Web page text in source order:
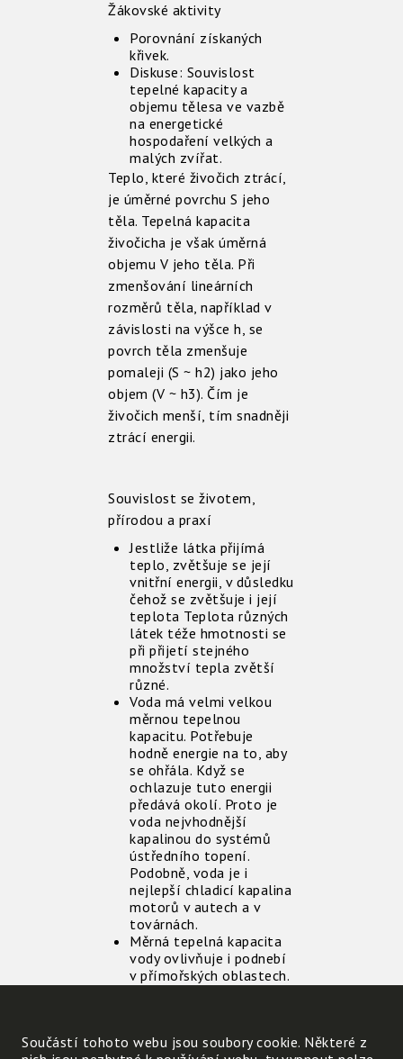
Žákovské aktivity
Porovnání získaných
křivek.
Diskuse: Souvislost
tepelné kapacity a
objemu tělesa ve vazbě
na energetické
hospodaření velkých a
malých zvířat.
Teplo, které živočich ztrácí,
je úměrné povrchu S jeho
těla. Tepelná kapacita
živočicha je však úměrná
objemu V jeho těla. Při
zmenšování lineárních
rozměrů těla, například v
závislosti na výšce h, se
povrch těla zmenšuje
pomaleji (S ~ h2) jako jeho
objem (V ~ h3). Čím je
živočich menší, tím snadněji
ztrácí energii.
Souvislost se životem,
přírodou a praxí
Jestliže látka přijímá
teplo, zvětšuje se její
vnitřní energii, v důsledku
čehož se zvětšuje i její
teplota Teplota různých
látek téže hmotnosti se
při přijetí stejného
množství tepla zvětší
různé.
Voda má velmi velkou
měrnou tepelnou
kapacitu. Potřebuje
hodně energie na to, aby
se ohřála. Když se
ochlazuje tuto energii
předává okolí. Proto je
voda nejvhodnější
kapalinou do systémů
ústředního topení.
Podobně, voda je i
nejlepší chladicí kapalina
motorů v autech a v
továrnách.
Měrná tepelná kapacita
vody ovlivňuje i podnebí
v přímořských oblastech.
létě absorbuje teplo
Součástí tohoto webu jsou soubory cookie. Některé z